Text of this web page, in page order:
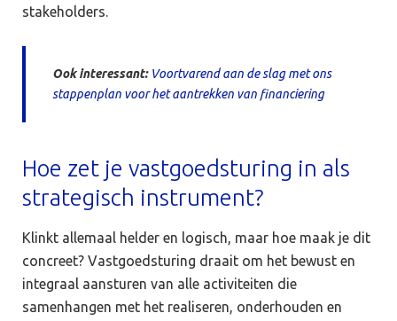
stakeholders.
Ook interessant: Voortvarend aan de slag met ons
stappenplan voor het aantrekken van financiering
Hoe zet je vastgoedsturing in als
strategisch instrument?
Klinkt allemaal helder en logisch, maar hoe maak je dit
concreet? Vastgoedsturing draait om het bewust en
integraal aansturen van alle activiteiten die
samenhangen met het realiseren, onderhouden en